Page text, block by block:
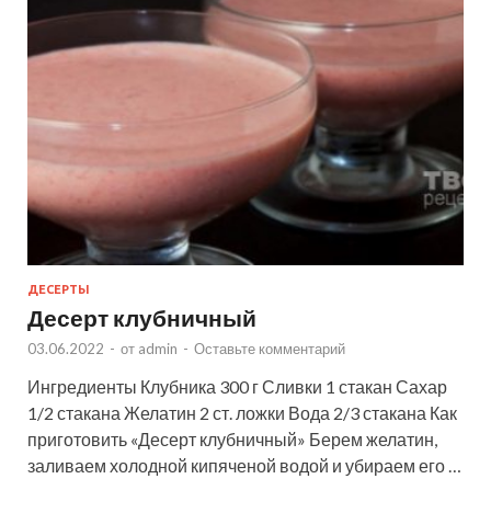
ДЕСЕРТЫ
Десерт клубничный
03.06.2022 - от admin - Оставьте комментарий
Ингредиенты Клубника 300 г Сливки 1 стакан Сахар
1/2 стакана Желатин 2 ст. ложки Вода 2/3 стакана Как
приготовить «Десерт клубничный» Берем желатин,
заливаем холодной кипяченой водой и убираем его …